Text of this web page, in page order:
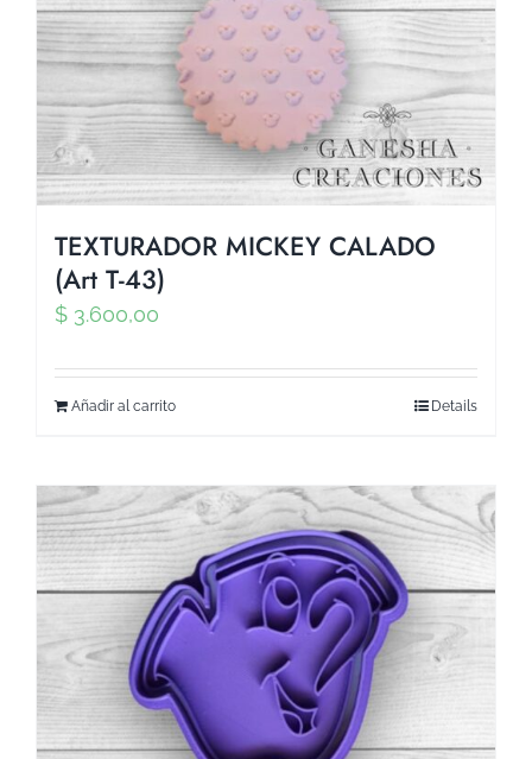
TEXTURADOR MICKEY CALADO
(Art T-43)
$ 3.600,00
Añadir al carrito Details